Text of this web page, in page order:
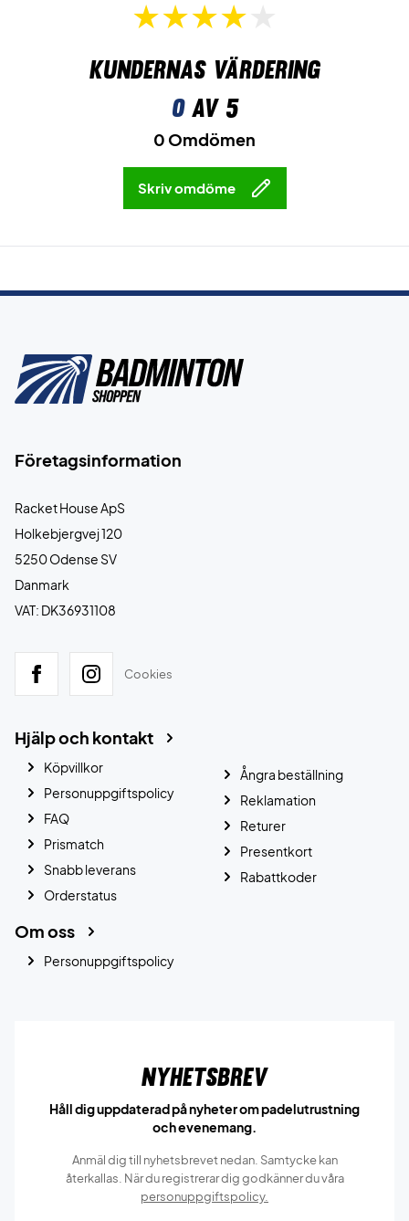
Kundernas värdering
0av 5
0 Omdömen
Skriv omdöme
Företagsinformation
Racket House ApS
Holkebjergvej 120
5250 Odense SV
Danmark
VAT: DK36931108
Cookies
Hjälp och kontakt
Köpvillkor
Personuppgiftspolicy
FAQ
Prismatch
Snabb leverans
Orderstatus
Ångra beställning
Reklamation
Returer
Presentkort
Rabattkoder
Om oss
Personuppgiftspolicy
Nyhetsbrev
Håll dig uppdaterad på nyheter om padelutrustning
och evenemang.
Anmäl dig till nyhetsbrevet nedan. Samtycke kan
återkallas. När du registrerar dig godkänner du våra
personuppgiftspolicy.